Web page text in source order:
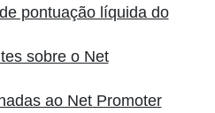
pontuação líquida do
sobre o Net
ao Net Promoter